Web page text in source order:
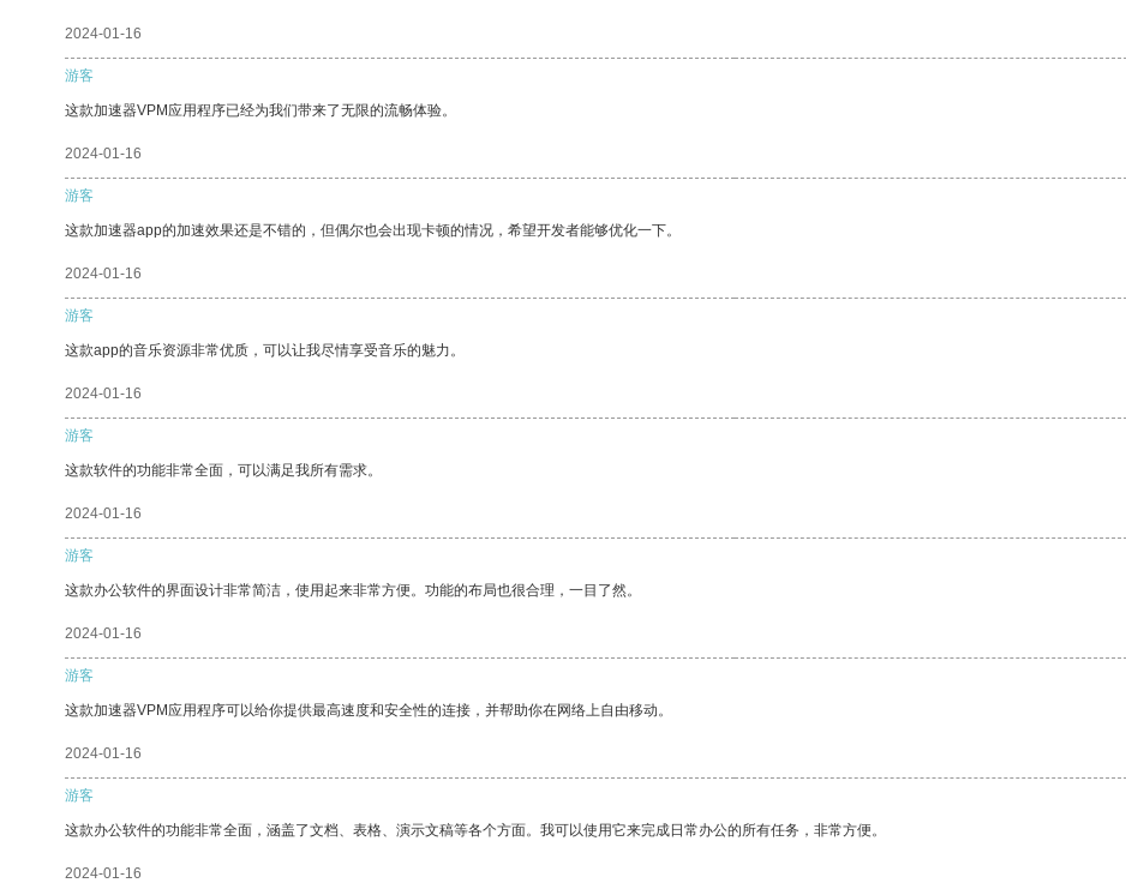
2024-01-16
游客
这款加速器VPM应用程序已经为我们带来了无限的流畅体验。
2024-01-16
游客
这款加速器app的加速效果还是不错的，但偶尔也会出现卡顿的情况，希望开发者能够优化一下。
2024-01-16
游客
这款app的音乐资源非常优质，可以让我尽情享受音乐的魅力。
2024-01-16
游客
这款软件的功能非常全面，可以满足我所有需求。
2024-01-16
游客
这款办公软件的界面设计非常简洁，使用起来非常方便。功能的布局也很合理，一目了然。
2024-01-16
游客
这款加速器VPM应用程序可以给你提供最高速度和安全性的连接，并帮助你在网络上自由移动。
2024-01-16
游客
这款办公软件的功能非常全面，涵盖了文档、表格、演示文稿等各个方面。我可以使用它来完成日常办公的所有任务，非常方便。
2024-01-16